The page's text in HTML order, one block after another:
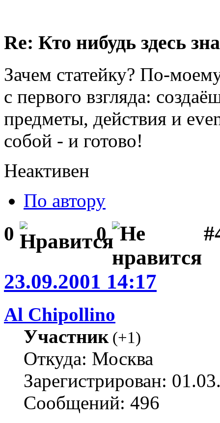
Re: Кто нибудь здесь
Зачем статейку? По-
с первого взгляда:
предметы, действия и
собой - и готово!
Неактивен
По автору
0 0
23.09.2001 14:17
Al Chipollino
Участник(+1)
Откуда: Москва
Зарегистрирован:
Сообщений: 496